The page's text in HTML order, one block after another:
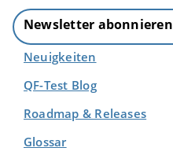
Newsletter abonnieren
Neuigkeiten
QF-Test Blog
Roadmap & Releases
Glossar